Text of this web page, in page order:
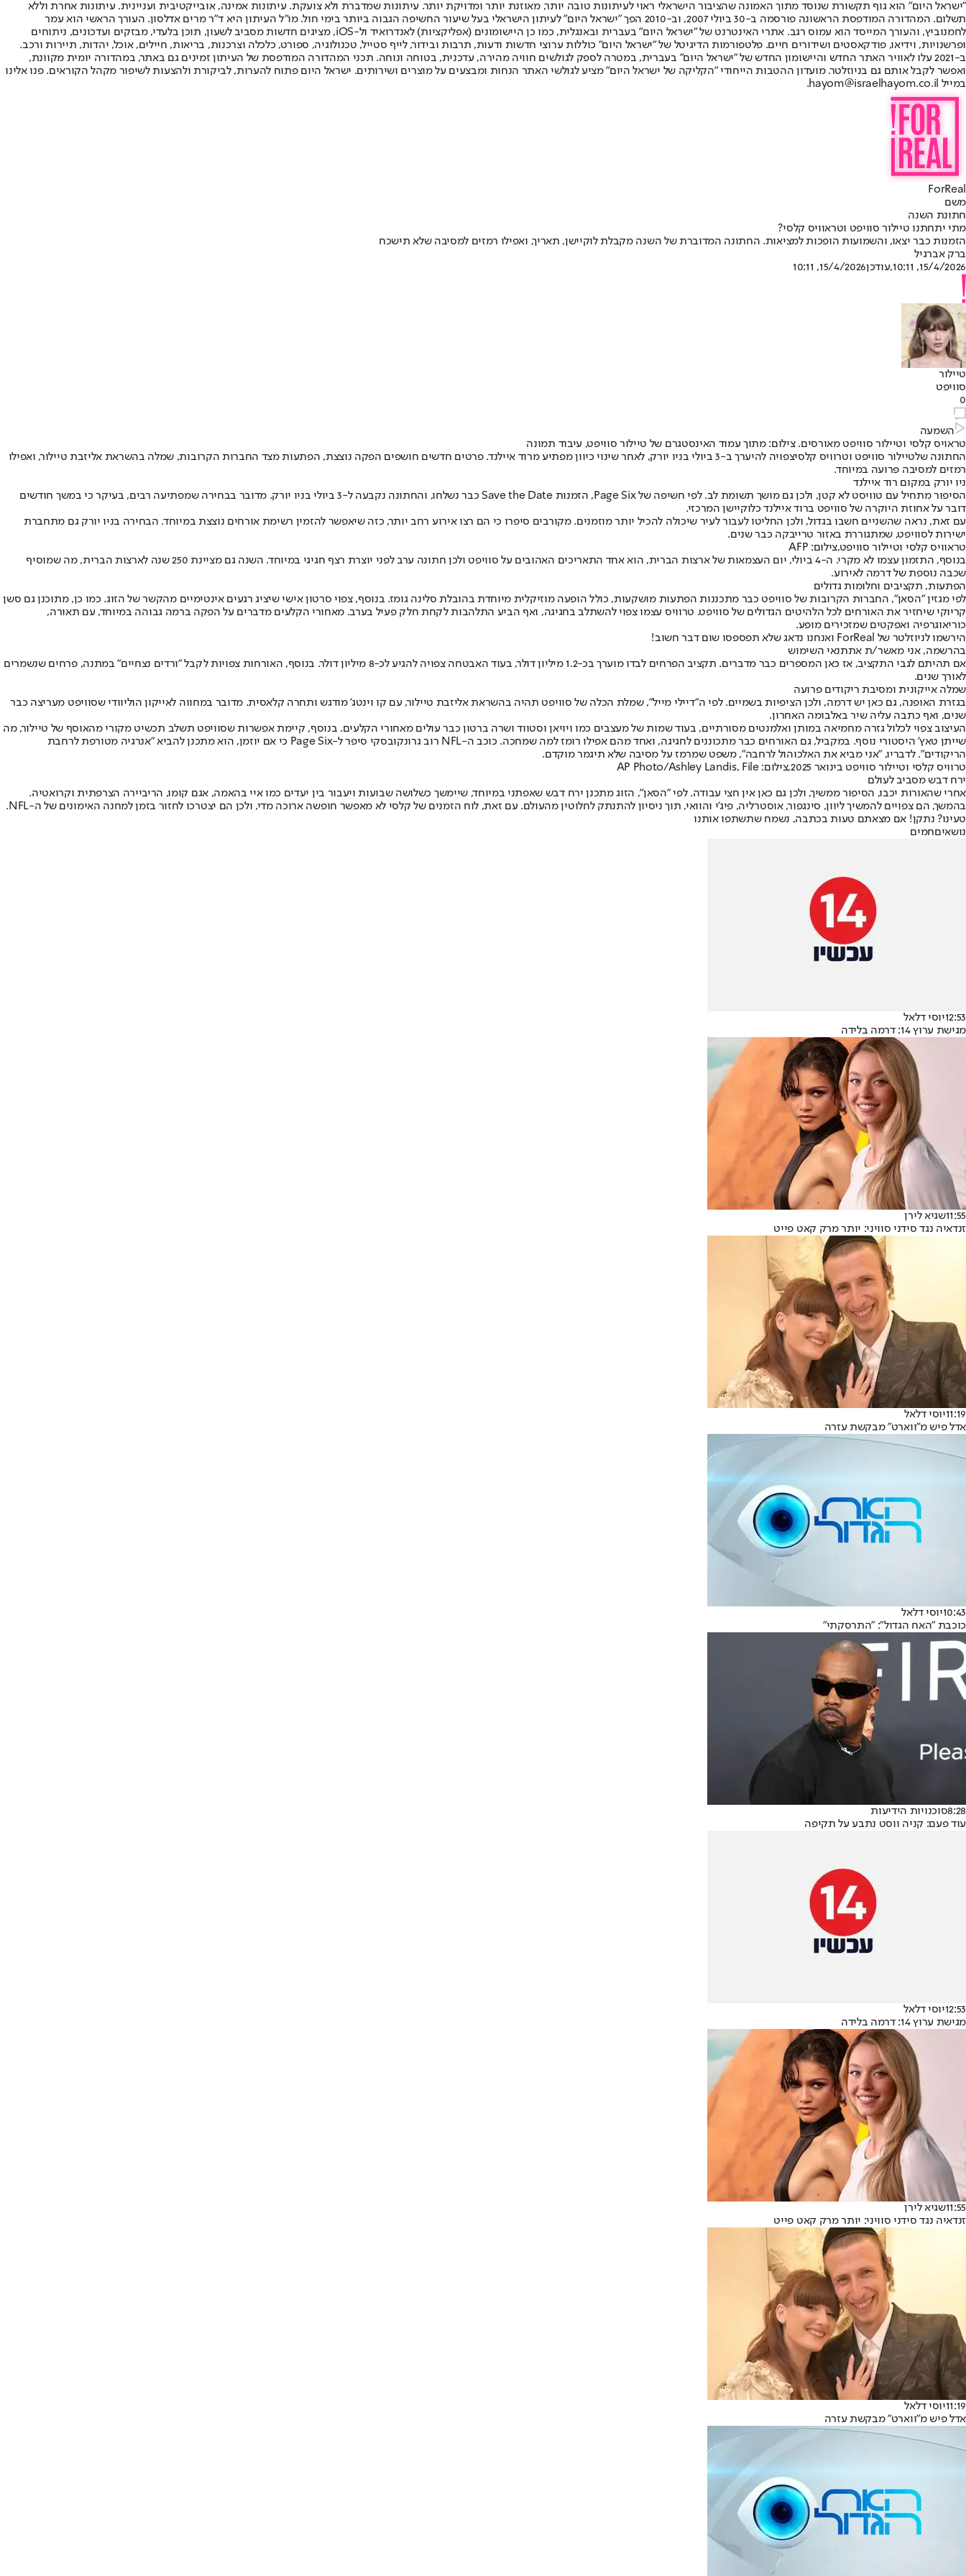
"ישראל היום" הוא גוף תקשורת שנוסד מתוך האמונה שהציבור הישראלי ראוי לעיתונות טובה יותר, מאוזנת יותר ומדויקת יותר. עיתונות שמדברת ולא צועקת. עיתונות אמינה, אובייקטיבית ועניינית. עיתונות אחרת וללא
תשלום. המהדורה המודפסת הראשונה פורסמה ב-30 ביולי 2007, וב-2010 הפך "ישראל היום" לעיתון הישראלי בעל שיעור החשיפה הגבוה ביותר בימי חול. מו"ל העיתון היא ד"ר מרים אדלסון. העורך הראשי הוא עמר
לחמנוביץ, והעורך המייסד הוא עמוס רגב. אתרי האינטרנט של "ישראל היום" בעברית ובאנגלית, כמו כן היישומונים (אפליקציות) לאנדרואיד ול-iOS, מציגים חדשות מסביב לשעון, תוכן בלעדי, מבזקים ועדכונים, ניתוחים
ופרשנויות, וידיאו, פודקאסטים ושידורים חיים. פלטפורמות הדיגיטל של "ישראל היום" כוללות ערוצי חדשות ודעות, תרבות ובידור, לייף סטייל, טכנולוגיה, ספורט, כלכלה וצרכנות, בריאות, חיילים, אוכל, יהדות, תיירות ורכב.
ב-2021 עלו לאוויר האתר החדש והיישומון החדש של "ישראל היום" בעברית, במטרה לספק לגולשים חוויה מהירה, עדכנית, בטוחה ונוחה. תכני המהדורה המודפסת של העיתון זמינים גם באתר, במהדורה יומית מקוונת,
ואפשר לקבל אותם גם בניוזלטר. מועדון ההטבות הייחודי "הקליקה של ישראל היום" מציע לגולשי האתר הנחות ומבצעים על מוצרים ושירותים. ישראל היום פתוח להערות, לביקורת ולהצעות לשיפור מקהל הקוראים. פנו אלינו
במייל hayom@israelhayom.co.il.
ForReal
משם
חתונת השנה
מתי יתחתנו טיילור סוויפט וטראוויס קלסי?
הזמנות כבר יצאו, והשמועות הופכות למציאות. החתונה המדוברת של השנה מקבלת לוקיישן, תאריך, ואפילו רמזים למסיבה שלא תישכח
ברק אברגיל
15/4/2026, 10:11
,עודכן15/4/2026, 10:11
טיילור
סוויפט
0
השמעה
טראויס קלסי וטיילור סוויפט מאורסים. צילום: מתוך עמוד האינסטגרם של טיילור סוויפט, עיבוד תמונה
החתונה שלטיילור סוויפט וטרוויס קלסי
צפויה להיערך ב-3 ביולי בניו יורק, לאחר שינוי כיוון מפתיע מרוד איילנד. פרטים חדשים חושפים הפקה נוצצת, הפתעות מצד החברות הקרובות, שמלה בהשראת אליזבת טיילור, ואפילו
רמזים למסיבה פרועה במיוחד.
ניו יורק במקום רוד איילנד
הסיפור מתחיל עם טוויסט לא קטן, ולכן גם מושך תשומת לב. לפי חשיפה של Page Six, הזמנות Save the Date כבר נשלחו, והחתונה נקבעה ל-3 ביולי בניו יורק. מדובר בבחירה שמפתיעה רבים, בעיקר כי במשך חודשים
דובר על אחוזת היוקרה של סוויפט ברוד איילנד כלוקיישן המרכזי.
עם זאת, נראה שהשניים חשבו בגדול, ולכן החליטו לעבור לעיר שיכולה להכיל יותר מוזמנים. מקורבים סיפרו כי הם רצו אירוע רחב יותר, כזה שיאפשר להזמין רשימת אורחים נוצצת במיוחד. הבחירה בניו יורק גם מתחברת
ישירות לסוויפט, שמתגוררת באזור טרייבקה כבר שנים.
טראוויס קלסי וטיילור סוויפט,צילום: AFP
בנוסף, התזמון עצמו לא מקרי. ה-4 ביולי, יום העצמאות של ארצות הברית, הוא אחד התאריכים האהובים על סוויפט ולכן חתונה ערב לפני יוצרת רצף חגיגי במיוחד. השנה גם מציינת 250 שנה לארצות הברית, מה שמוסיף
שכבה נוספת של דרמה לאירוע.
הפתעות, תקציבים וחלומות גדולים
לפי מגזין "הסאן", החברות הקרובות של סוויפט כבר מתכננות הפתעות מושקעות, כולל הופעה מוזיקלית מיוחדת בהובלת סלינה גומז. בנוסף, צפוי סרטון אישי שיציג רגעים אינטימיים מהקשר של הזוג. כמו כן, מתוכנן גם סשן
קריוקי שיחזיר את האורחים לכל הלהיטים הגדולים של סוויפט. טרוויס עצמו צפוי להשתלב בחגיגה, ואף הביע התלהבות לקחת חלק פעיל בערב. מאחורי הקלעים מדברים על הפקה ברמה גבוהה במיוחד, עם תאורה,
כוריאוגרפיה ואפקטים שמזכירים מופע.
הירשמו לניוזלטר של ForReal ואנחנו נדאג שלא תפספסו שום דבר חשוב!
בהרשמה, אני מאשר/ת אתתנאי השימוש
אם תהיתם לגבי התקציב, אז כאן המספרים כבר מדברים. תקציב הפרחים לבדו מוערך בכ-1.2 מיליון דולר, בעוד האבטחה צפויה להגיע לכ-8 מיליון דולר. בנוסף, האורחות צפויות לקבל "ורדים נצחיים" במתנה, פרחים שנשמרים
לאורך שנים.
שמלה אייקונית ומסיבת ריקודים פרועה
בגזרת האופנה, גם כאן יש דרמה, ולכן הציפיות בשמיים. לפי ה"דיילי מייל", שמלת הכלה של סוויפט תהיה בהשראת אליזבת טיילור, עם קו וינטג' מודגש ותחרה קלאסית. מדובר במחווה לאייקון הוליוודי שסוויפט מעריצה כבר
שנים, ואף כתבה עליה שיר באלבומה האחרון.
העיצוב צפוי לכלול גזרה מחמיאה במותן ואלמנטים מסורתיים, בעוד שמות של מעצבים כמו ויויאן וסטווד ושרה ברטון כבר עולים מאחורי הקלעים. בנוסף, קיימת אפשרות שסוויפט תשלב תכשיט מקורי מהאוסף של טיילור, מה
שייתן טאץ' היסטורי נוסף. במקביל, גם האורחים כבר מתכוננים לחגיגה, ואחד מהם אפילו רומז למה שמחכה. כוכב ה-NFL רוב גרונקובסקי סיפר ל-Page Six כי אם יוזמן, הוא מתכנן להביא "אנרגיה מטורפת לרחבת
הריקודים". לדבריו, "אני מביא את האלכוהול לרחבה", משפט שמרמז על מסיבה שלא תיגמר מוקדם.
טרוויס קלסי וטיילור סוויפט בינואר 2025,צילום: AP Photo/Ashley Landis, File
ירח דבש מסביב לעולם
אחרי שהאורות יכבו, הסיפור ממשיך, ולכן גם כאן אין חצי עבודה. לפי "הסאן", הזוג מתכנן ירח דבש שאפתני במיוחד, שיימשך כשלושה שבועות ויעבור בין יעדים כמו איי בהאמה, אגם קומו, הריביירה הצרפתית וקרואטיה.
בהמשך, הם צפויים להמשיך ליוון, סינגפור, אוסטרליה, פיג'י והוואי, תוך ניסיון להתנתק לחלוטין מהעולם. עם זאת, לוח הזמנים של קלסי לא מאפשר חופשה ארוכה מדי, ולכן הם יצטרכו לחזור בזמן למחנה האימונים של ה-NFL.
טעינו? נתקן! אם מצאתם טעות בכתבה, נשמח שתשתפו אותנו
נושאיםחמים
12:53יוסי דלאל
מגישת ערוץ 14: דרמה בלידה
11:55שגיא לירן
זנדאיה נגד סידני סוויני: יותר מרק קאט פייט
11:19יוסי דלאל
אדל פיש מ"ווארט" מבקשת עזרה
10:43יוסי דלאל
כוכבת "האח הגדול": "התרסקתי"
8:28סוכנויות הידיעות
עוד פעם: קניה ווסט נתבע על תקיפה
12:53יוסי דלאל
מגישת ערוץ 14: דרמה בלידה
11:55שגיא לירן
זנדאיה נגד סידני סוויני: יותר מרק קאט פייט
11:19יוסי דלאל
אדל פיש מ"ווארט" מבקשת עזרה